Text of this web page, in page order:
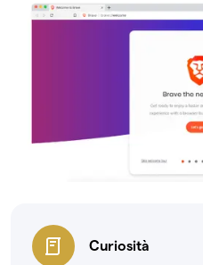
Curiosità